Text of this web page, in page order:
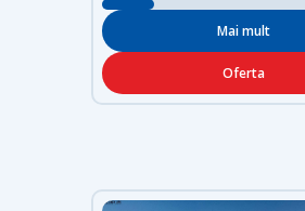
Mai mult
Oferta